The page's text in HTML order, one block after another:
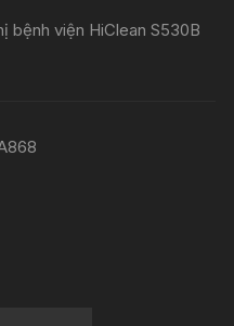
bệnh viện HiClean S530B